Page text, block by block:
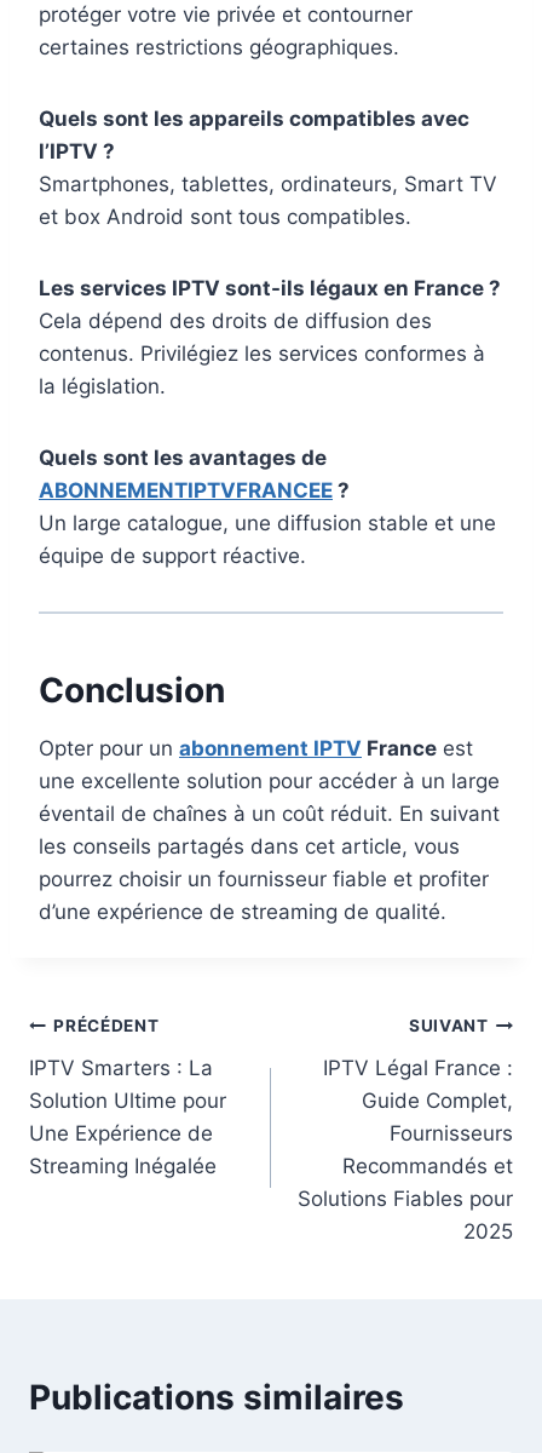
protéger votre vie privée et contourner
certaines restrictions géographiques.
Quels sont les appareils compatibles avec
l’IPTV ?
Smartphones, tablettes, ordinateurs, Smart TV
et box Android sont tous compatibles.
Les services IPTV sont-ils légaux en France ?
Cela dépend des droits de diffusion des
contenus. Privilégiez les services conformes à
la législation.
Quels sont les avantages de
ABONNEMENTIPTVFRANCEE ?
Un large catalogue, une diffusion stable et une
équipe de support réactive.
Conclusion
Opter pour un abonnement IPTV France est
une excellente solution pour accéder à un large
éventail de chaînes à un coût réduit. En suivant
les conseils partagés dans cet article, vous
pourrez choisir un fournisseur fiable et profiter
d’une expérience de streaming de qualité.
PRÉCÉDENT
IPTV Smarters : La
Solution Ultime pour
Une Expérience de
Streaming Inégalée
SUIVANT
IPTV Légal France​ :
Guide Complet,
Fournisseurs
Recommandés et
Solutions Fiables pour
2025
Publications similaires